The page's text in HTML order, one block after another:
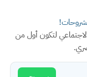
لتكون أول من